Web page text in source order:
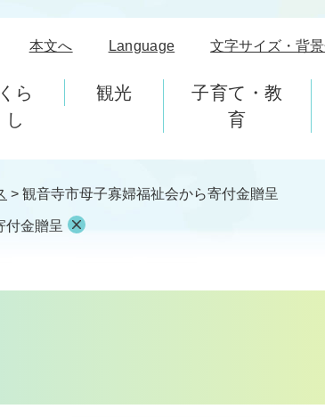
本文へ Language 文字サイズ・背
くら
し
観光
子育て・教
育
> 観音寺市母子寡婦福祉会から寄付金贈呈
付金贈呈